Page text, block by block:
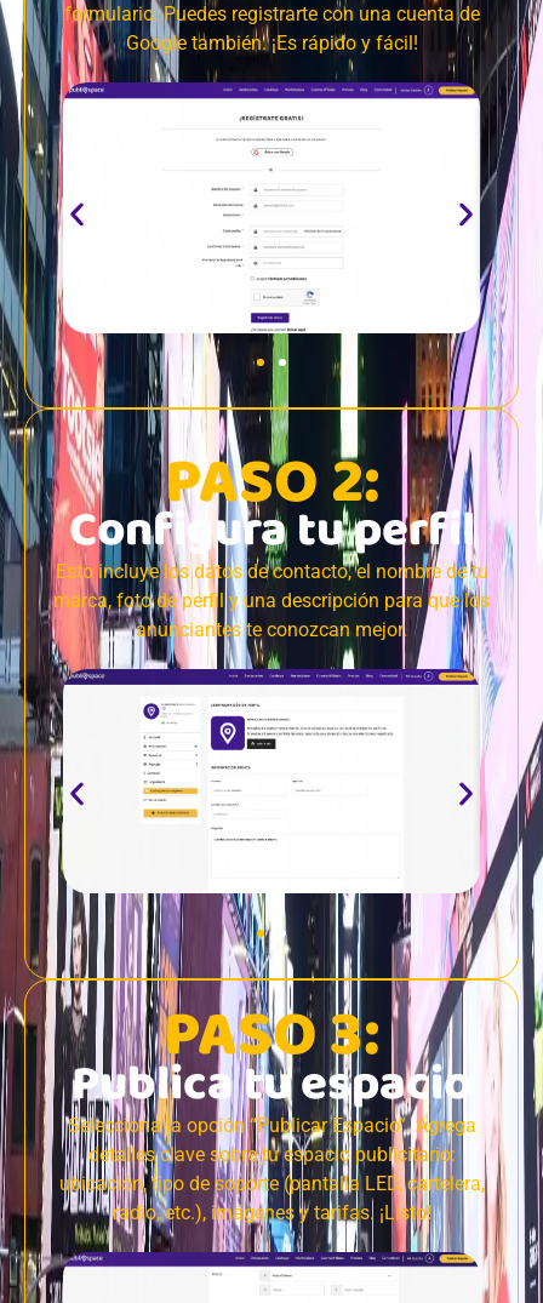
formulario. Puedes registrarte con una cuenta de
Google también. ¡Es rápido y fácil!
PASO 2:
Configura tu perfil
Esto incluye los datos de contacto, el nombre de tu
marca, foto de perfil y una descripción para que los
anunciantes te conozcan mejor.
PASO 3:
Publica tu espacio
Selecciona la opción “Publicar Espacio”. Agrega
detalles clave sobre tu espacio publicitario:
ubicación, tipo de soporte (pantalla LED, cartelera,
radio, etc.), imágenes y tarifas. ¡Listo!